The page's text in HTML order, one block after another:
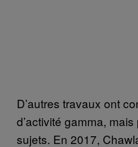
D’autres travaux ont
d’activité gamma,
sujets. En 2017,